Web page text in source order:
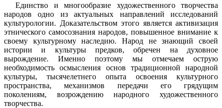
Единство и многообразие художественного творчества
народов одно из актуальных направлений исследований
культурологии. Доказательством этого является активизация
этнического самосознания народов, повышенное внимание к
своему культурному наследию. Народ не знающий своей
истории и культуры предков, обречен на духовное
вырождение. Именно поэтому мы отмечаем острую
необходимость осмысления основ традиционной народной
культуры, тысячелетнего опыта освоения культурного
пространства, механизмов передачи его грядущим
поколениям, возрождению народного художественного
творчества.